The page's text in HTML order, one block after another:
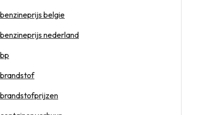
benzineprijs belgie
benzineprijs nederland
bp
brandstof
brandstofprijzen